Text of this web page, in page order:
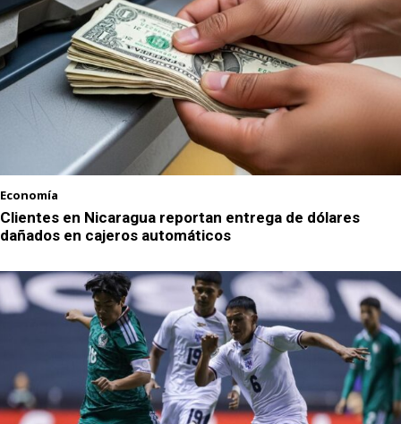
Economía
Clientes en Nicaragua reportan entrega de dólares
dañados en cajeros automáticos